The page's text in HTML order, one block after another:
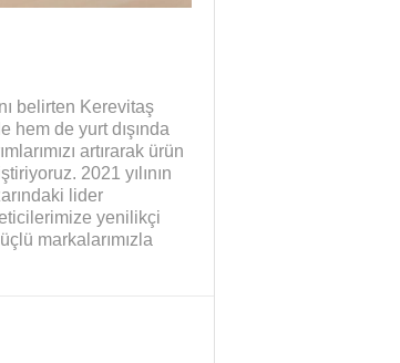
belirten Kerevitaş
hem de yurt dışında
artırarak ürün
2021 yılının
lider
yenilikçi
markalarımızla